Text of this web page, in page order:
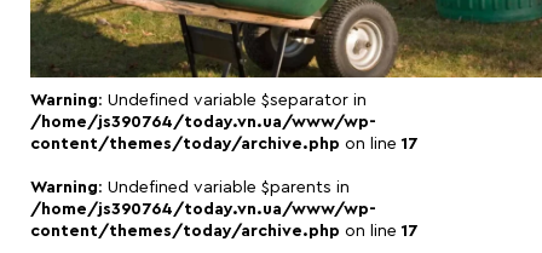
Warning: Undefined variable $separator in
/home/js390764/today.vn.ua/www/wp-
content/themes/today/archive.php on line 17
Warning: Undefined variable $parents in
/home/js390764/today.vn.ua/www/wp-
content/themes/today/archive.php on line 17